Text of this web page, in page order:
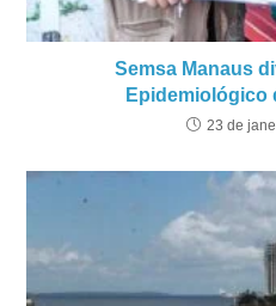
Semsa Manaus
Epidemiológico
23 de